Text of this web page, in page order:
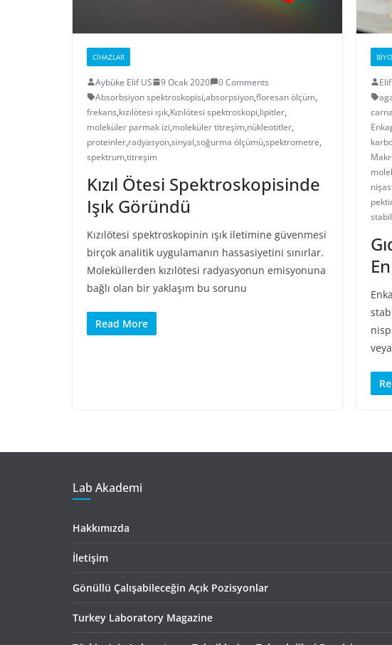
CIHAZLAR
Aybüke Elif US 9 Ocak 2020
0 Comments
Absorbsiyon spektroskopisi,absorpsiyon,floresan ölçüm,
frekans,kızılötesi ışık,Kızılötesi spektroskopi,lipitler,
moleküler parmak izi,moleküler titreşim,nükleotitler,
proteinler,radyasyon,sinyal,soğurma ölçümü,spektrometre,
spektrum,titreşim
Kızıl Ötesi Spektroskopisinde
Işık Göründü
Kızılötesi spektroskopinin ışık iletimine güvenmesi
birçok analitik uygulamanın hassasiyetini sınırlar.
Moleküllerden kızılötesi radyasyonun emisyonuna
bağlı olan bir yaklaşım bu sorunu
Read More
Lab Akademi
Hakkımızda
İletişim
Gönüllü Çalışabileceğin Açık Pozisyonlar
Turkey Laboratory Magazine